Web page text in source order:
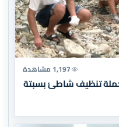
1,197 مشاهدة
تنظيف شاطئ بسبتة